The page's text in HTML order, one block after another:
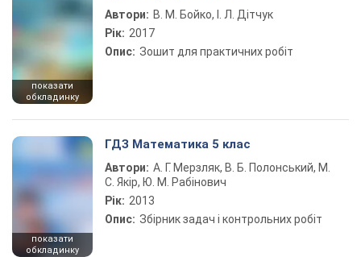
показати
обкладинку
Автори: В. М. Бойко, І. Л. Дітчук
Рік: 2017
Опис: Зошит для практичних робіт
показати
обкладинку
ГДЗ Математика 5 клас
Автори: А. Г. Мерзляк, В. Б. Полонський, М.
С. Якір, Ю. М. Рабінович
Рік: 2013
Опис: Збірник задач і контрольних робіт